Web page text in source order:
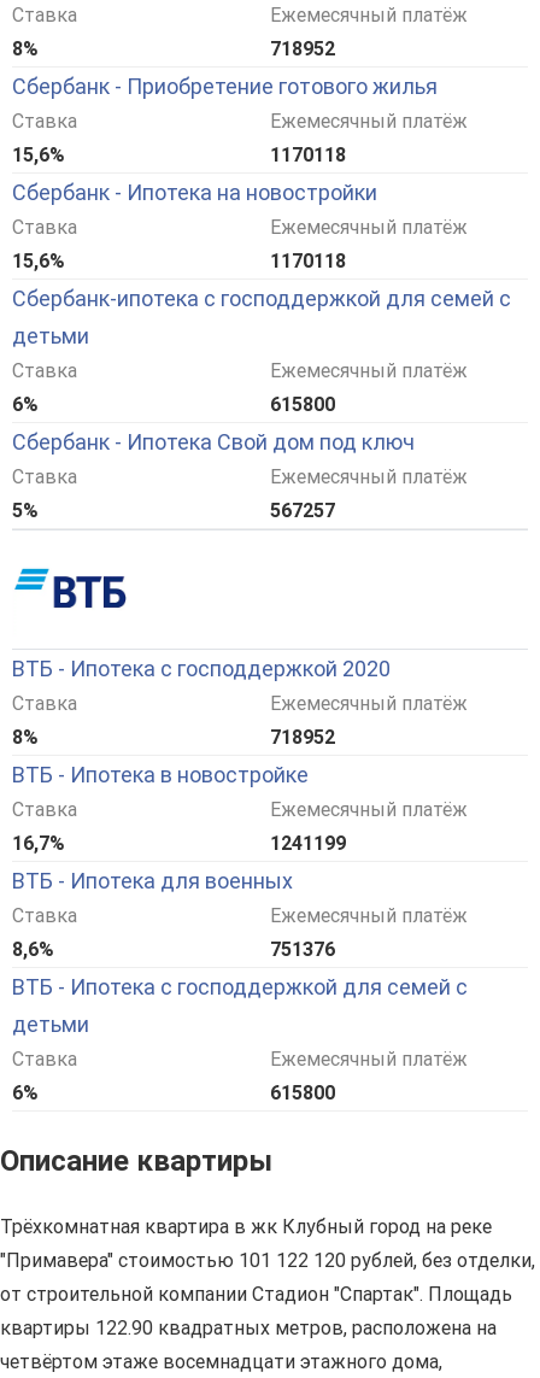
Ставка
8%
Ежемесячный платёж
718952
Сбербанк - Приобретение готового жилья
Ставка
15,6%
Ежемесячный платёж
1170118
Сбербанк - Ипотека на новостройки
Ставка
15,6%
Ежемесячный платёж
1170118
Сбербанк-ипотека с господдержкой для семей с
детьми
Ставка
6%
Ежемесячный платёж
615800
Сбербанк - Ипотека Свой дом под ключ
Ставка
5%
Ежемесячный платёж
567257
ВТБ - Ипотека с господдержкой 2020
Ставка
8%
Ежемесячный платёж
718952
ВТБ - Ипотека в новостройке
Ставка
16,7%
Ежемесячный платёж
1241199
ВТБ - Ипотека для военных
Ставка
8,6%
Ежемесячный платёж
751376
ВТБ - Ипотека с господдержкой для семей с
детьми
Ставка
6%
Ежемесячный платёж
615800
Описание квартиры
Трёхкомнатная квартира в жк Клубный город на реке
"Примавера" стоимостью 101 122 120 рублей, без отделки,
от строительной компании Стадион "Спартак". Площадь
квартиры 122.90 квадратных метров, расположена на
четвёртом этаже восемнадцати этажного дома,